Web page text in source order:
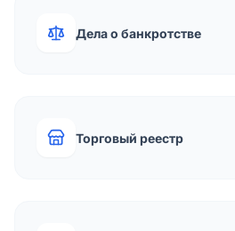
Дела о банкротстве
Торговый реестр